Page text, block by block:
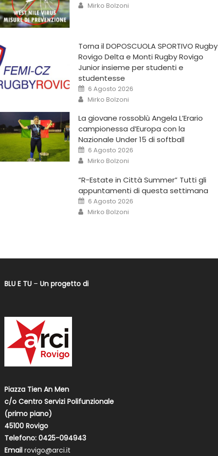
Mirko Bolzoni
Torna il DOPOSCUOLA SPORTIVO Rugby
Rovigo Delta e Monti Rugby Rovigo
Junior insieme per studenti e
studentesse
6 Agosto 2026
Mirko Bolzoni
La giovane rossoblù Angela L’Erario
campionessa d’Europa con la
Nazionale Under 15 di softball
6 Agosto 2026
Mirko Bolzoni
“R-Estate in Città Summer” Tutti gli
appuntamenti di questa settimana
6 Agosto 2026
Mirko Bolzoni
BLU E TU– Un progetto di
Piazza Tien An Men
c/o Centro Servizi Polifunzionale
(primo piano)
45100 Rovigo
Telefono: 0425-094943
Email rovigo@arci.it